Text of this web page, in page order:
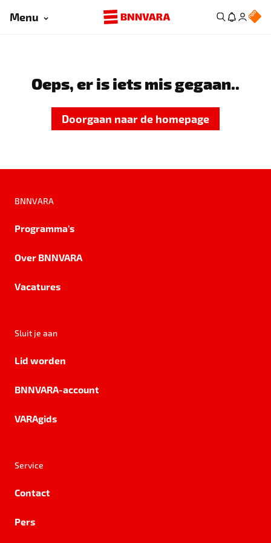
Menu
Oeps, er is iets mis gegaan..
Doorgaan naar de homepage
BNNVARA
Programma's
Over BNNVARA
Vacatures
Sluit je aan
Lid worden
BNNVARA-account
VARAgids
Service
Contact
Pers